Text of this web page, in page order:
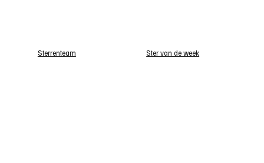
Sterrenteam Ster van de week